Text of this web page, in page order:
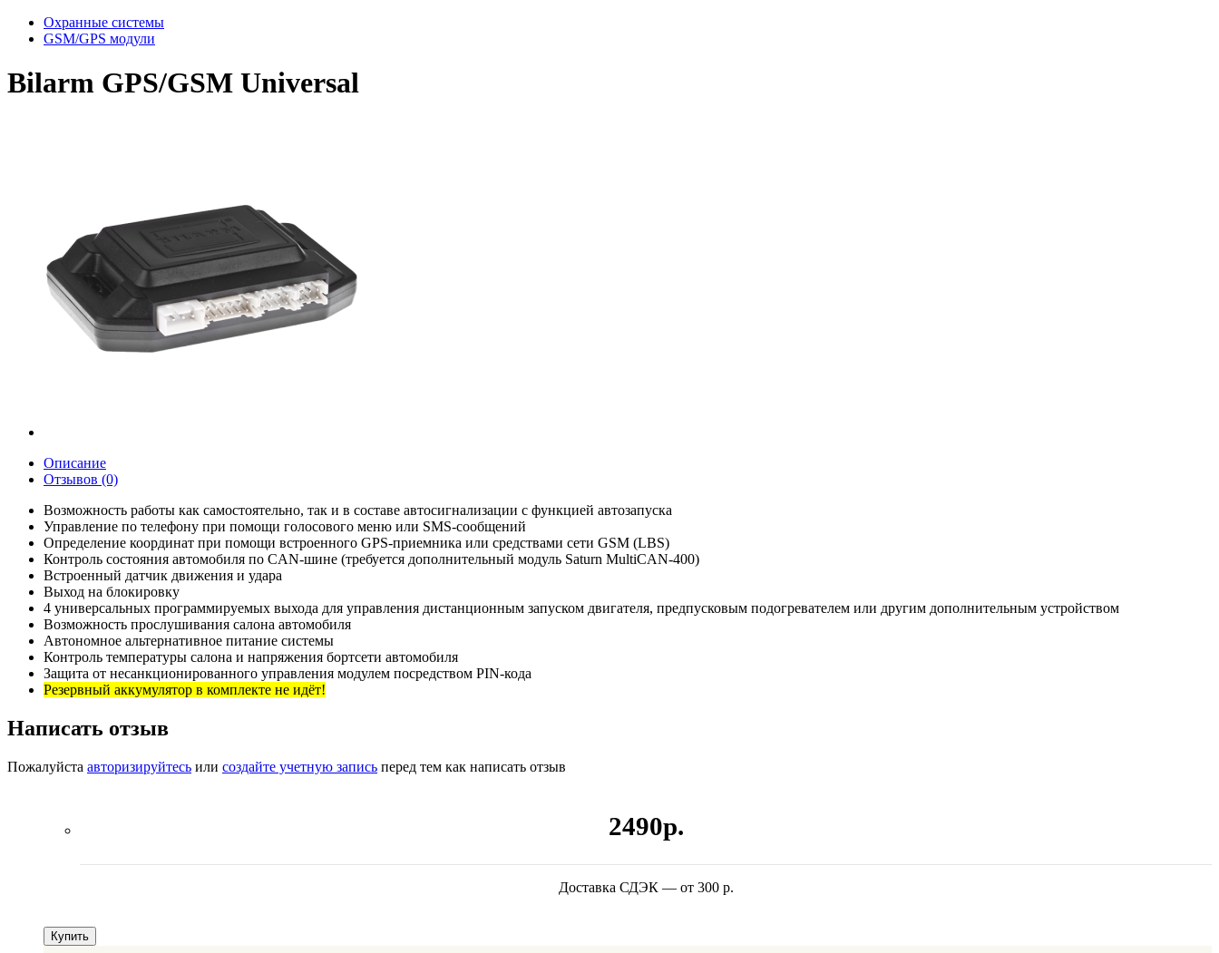
Охранные системы
GSM/GPS модули
Bilarm GPS/GSM Universal
Описание
Отзывов (0)
Возможность работы как самостоятельно, так и в составе автосигнализации с функцией автозапуска
Управление по телефону при помощи голосового меню или SMS-сообщений
Определение координат при помощи встроенного GPS-приемника или средствами сети GSM (LBS)
Контроль состояния автомобиля по CAN-шине (требуется дополнительный модуль Saturn MultiCAN-400)
Встроенный датчик движения и удара
Выход на блокировку
4 универсальных программируемых выхода для управления дистанционным запуском двигателя, предпусковым подогревателем или другим дополнительным устройством
Возможность прослушивания салона автомобиля
Автономное альтернативное питание системы
Контроль температуры салона и напряжения бортсети автомобиля
Защита от несанкционированного управления модулем посредством PIN-кода
Резервный аккумулятор в комплекте не идёт!
Написать отзыв
Пожалуйста авторизируйтесь или создайте учетную запись перед тем как написать отзыв
2490р.
Доставка СДЭК — от 300 р.
Купить